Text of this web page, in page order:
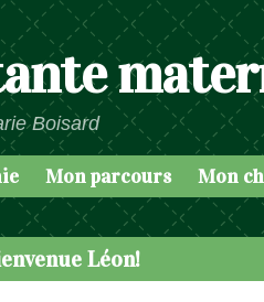
Boisard
Mon parcours Mon
Léon!